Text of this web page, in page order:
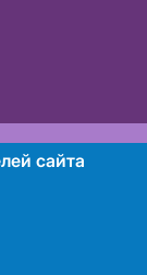
сайта